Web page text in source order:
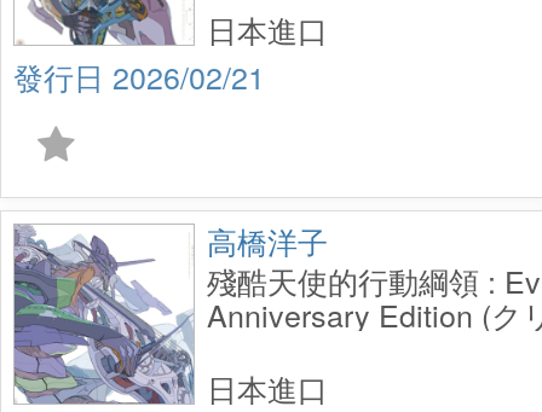
Anniversary Edition 初
Color Vinyl)
2026/02/21
日本進口
高橋洋子
殘酷天使的行動綱領 :
Anniversary Edition (ク
Anniversary Edition (ク
日本進口